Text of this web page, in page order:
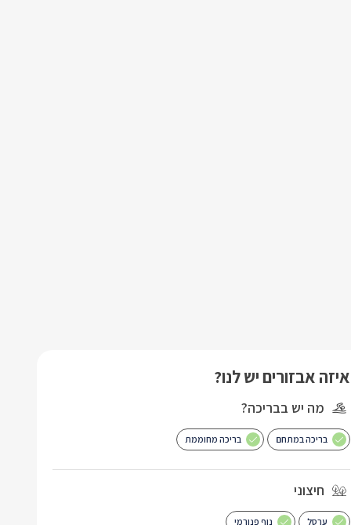
איזה אבזורים יש לנו?
מה יש בבריכה?
בריכה במתחם בריכה מחוממת
חיצוני
ערסל נוף פנורמי